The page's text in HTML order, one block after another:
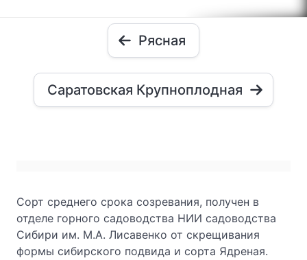
Рясная
Саратовская Крупноплодная
Сорт среднего срока созревания, получен в
отделе горного садоводства НИИ садоводства
Сибири им. М.А. Лисавенко от скрещивания
формы сибирского подвида и сорта Ядреная.